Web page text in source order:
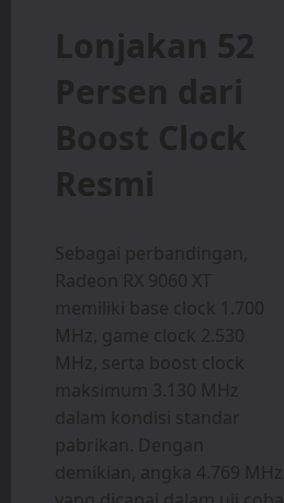
Lonjakan 52
Persen dari
Boost Clock
Resmi
Sebagai perbandingan,
Radeon RX 9060 XT
memiliki base clock 1.700
MHz, game clock 2.530
MHz, serta boost clock
maksimum 3.130 MHz
dalam kondisi standar
pabrikan. Dengan
demikian, angka 4.769 MHz